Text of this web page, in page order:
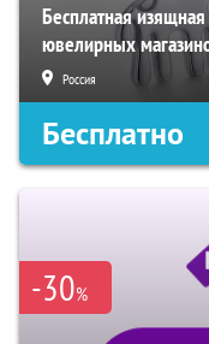
Бесплатная
ювелирных
Россия
Бесплатно
-30%